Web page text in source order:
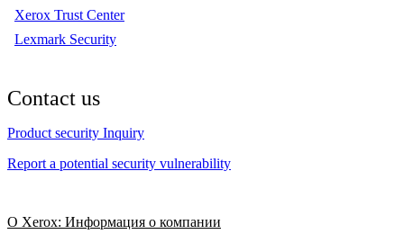
Xerox Trust Center
Lexmark Security
Contact us
Product security Inquiry
Report a potential security vulnerability
О Xerox: Информация о компании